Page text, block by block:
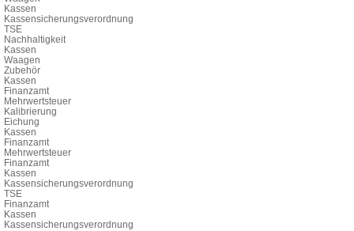
Kassen
Kassensicherungsverordnung
TSE
Nachhaltigkeit
Kassen
Waagen
Zubehör
Kassen
Finanzamt
Mehrwertsteuer
Kalibrierung
Eichung
Kassen
Finanzamt
Mehrwertsteuer
Finanzamt
Kassen
Kassensicherungsverordnung
TSE
Finanzamt
Kassen
Kassensicherungsverordnung